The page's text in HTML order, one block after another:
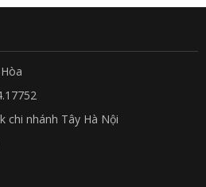
chi nhánh Tây Hà Nội